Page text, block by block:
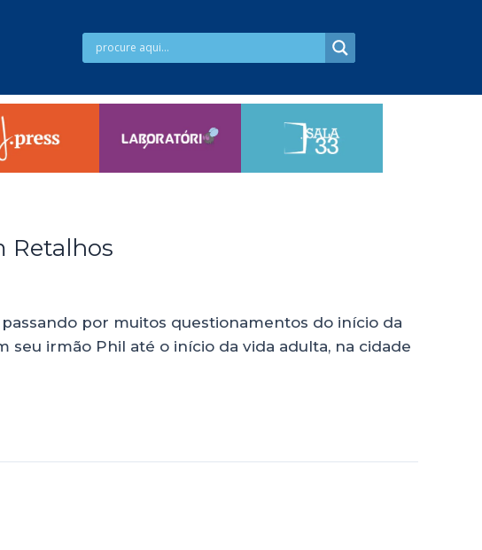
Retalhos
por muitos questionamentos do início da
irmão Phil até o início da vida adulta, na cidade